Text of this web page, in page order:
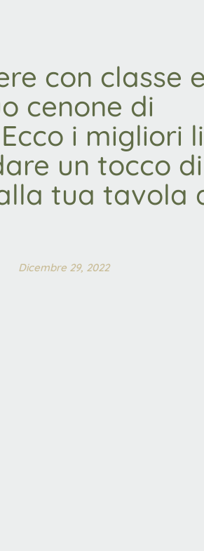
con classe
cenone di
i migliori
un tocco di
tua tavola
Dicembre 29, 2022